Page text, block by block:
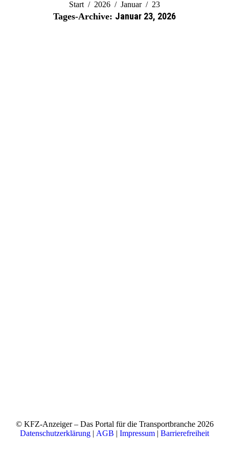
Sie befinden sich hier:
Start 2026 Januar 23
Tages-Archive: Januar 23, 2026
© KFZ-Anzeiger – Das Portal für die Transportbranche 2026
Datenschutzerklärung | AGB | Impressum | Barrierefreiheit